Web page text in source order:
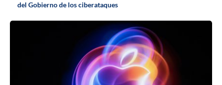
del Gobierno de los ciberataques